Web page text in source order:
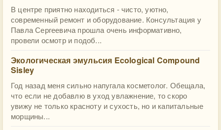
В центре приятно находиться - чисто, уютно,
современный ремонт и оборудование. Консультация у
Павла Сергеевича прошла очень информативно,
провели осмотр и подоб...
Экологическая эмульсия Ecological Compound
Sisley
Год назад меня сильно напугала косметолог. Обещала,
что если не добавлю в уход увлажнение, то скоро
увижу не только красноту и сухость, но и капитальные
морщины...